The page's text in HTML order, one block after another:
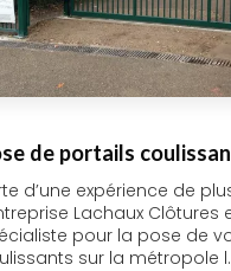
de portails
d’une expérience de
Lachaux Clôtures
pour la pose de
sur la métropole